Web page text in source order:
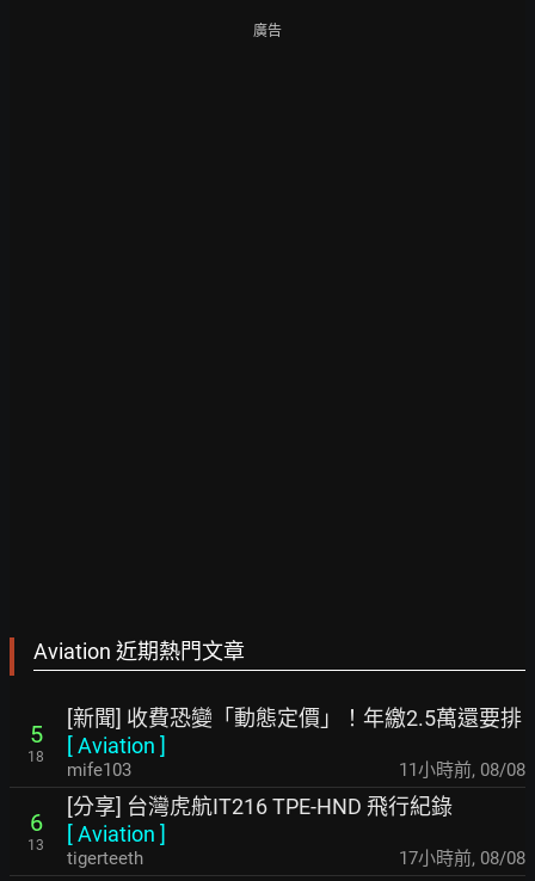
廣告
Aviation 近期熱門文章
5
18
[新聞] 收費恐變「動態定價」！年繳2.5萬還要排
[Aviation ]
mife103 11小時前, 08/08
6
13
[分享] 台灣虎航IT216 TPE-HND 飛行紀錄
[Aviation ]
tigerteeth 17小時前, 08/08